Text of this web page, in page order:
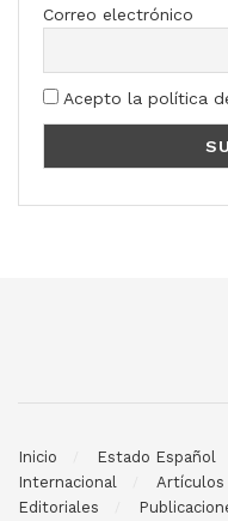
Correo electrónico
Acepto la política
Inicio Estado Español
Internacional
Artículos
Editoriales